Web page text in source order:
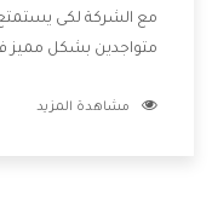
مع الشركة لكى يستمتع
متواجدين بشكل مميز
الشركة بها والتى تكون
مشاهدة المزيد